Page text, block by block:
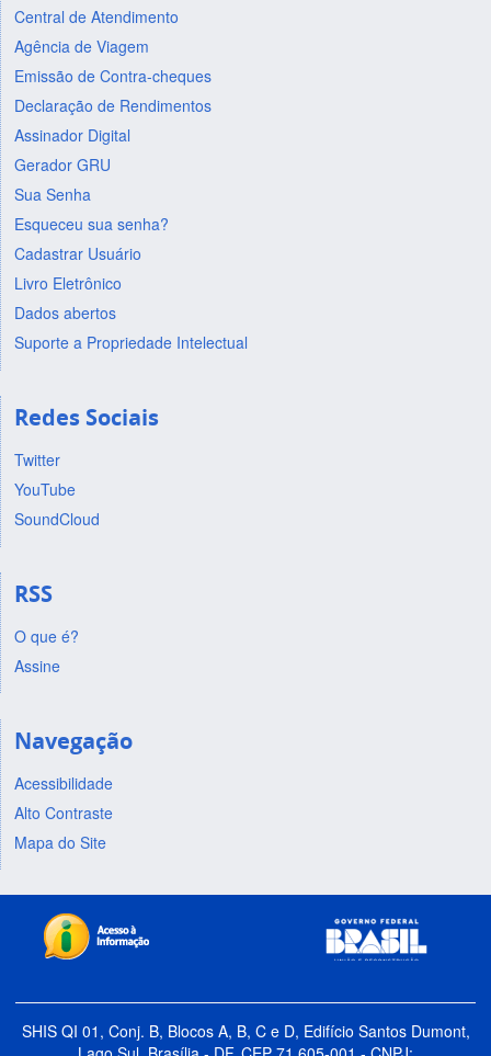
Central de Atendimento
Agência de Viagem
Emissão de Contra-cheques
Declaração de Rendimentos
Assinador Digital
Gerador GRU
Sua Senha
Esqueceu sua senha?
Cadastrar Usuário
Livro Eletrônico
Dados abertos
Suporte a Propriedade Intelectual
Redes Sociais
Twitter
YouTube
SoundCloud
RSS
O que é?
Assine
Navegação
Acessibilidade
Alto Contraste
Mapa do Site
SHIS QI 01, Conj. B, Blocos A, B, C e D, Edifício Santos Dumont,